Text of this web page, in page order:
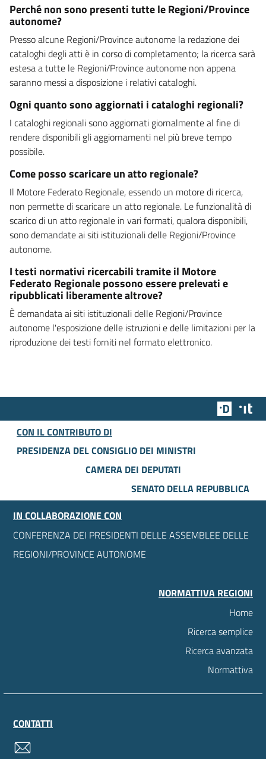
Perché non sono presenti tutte le Regioni/Province
autonome?
Presso alcune Regioni/Province autonome la redazione dei
cataloghi degli atti è in corso di completamento; la ricerca sarà
estesa a tutte le Regioni/Province autonome non appena
saranno messi a disposizione i relativi cataloghi.
Ogni quanto sono aggiornati i cataloghi regionali?
I cataloghi regionali sono aggiornati giornalmente al fine di
rendere disponibili gli aggiornamenti nel più breve tempo
possibile.
Come posso scaricare un atto regionale?
Il Motore Federato Regionale, essendo un motore di ricerca,
non permette di scaricare un atto regionale. Le funzionalità di
scarico di un atto regionale in vari formati, qualora disponibili,
sono demandate ai siti istituzionali delle Regioni/Province
autonome.
I testi normativi ricercabili tramite il Motore
Federato Regionale possono essere prelevati e
ripubblicati liberamente altrove?
È demandata ai siti istituzionali delle Regioni/Province
autonome l'esposizione delle istruzioni e delle limitazioni per la
riproduzione dei testi forniti nel formato elettronico.
Team
CON IL CONTRIBUTO DI
PRESIDENZA DEL CONSIGLIO DEI MINISTRI
CAMERA DEI DEPUTATI
SENATO DELLA REPUBBLICA
IN COLLABORAZIONE CON
CONFERENZA DEI PRESIDENTI DELLE ASSEMBLEE DELLE
REGIONI/PROVINCE AUTONOME
NORMATTIVA REGIONI
Home
Ricerca semplice
Ricerca avanzata
Normattiva
CONTATTI